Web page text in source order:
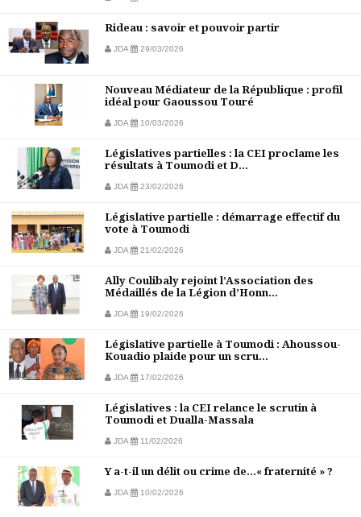
Rideau : savoir et pouvoir partir
JDA 29/03/2026
Nouveau Médiateur de la République : profil
idéal pour Gaoussou Touré
JDA 10/03/2026
Législatives partielles : la CEI proclame les
résultats à Toumodi et D...
JDA 23/02/2026
Législative partielle : démarrage effectif du
vote à Toumodi
JDA 21/02/2026
Ally Coulibaly rejoint l’Association des
Médaillés de la Légion d’Honn...
JDA 19/02/2026
Législative partielle à Toumodi : Ahoussou-
Kouadio plaide pour un scru...
JDA 17/02/2026
Législatives : la CEI relance le scrutin à
Toumodi et Dualla-Massala
JDA 11/02/2026
Y a-t-il un délit ou crime de…« fraternité » ?
JDA 10/02/2026